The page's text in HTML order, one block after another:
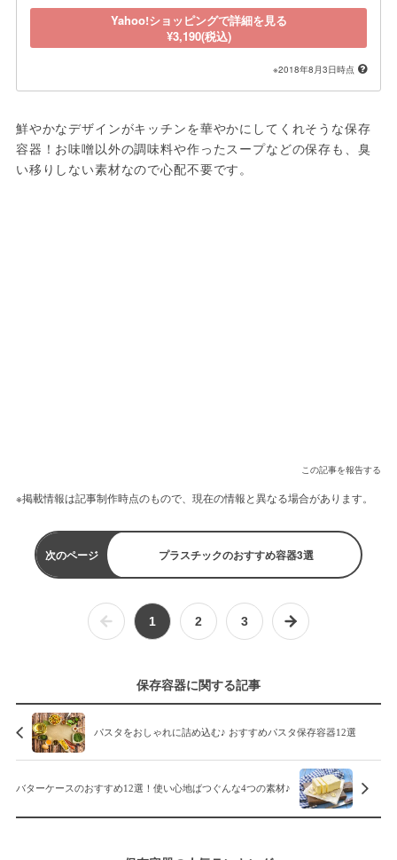
Yahoo!ショッピングで詳細を見る
¥3,190(税込)
※2018年8月3日時点
鮮やかなデザインがキッチンを華やかにしてくれそうな保存
容器！お味噌以外の調味料や作ったスープなどの保存も、臭
い移りしない素材なので心配不要です。
この記事を報告する
※掲載情報は記事制作時点のもので、現在の情報と異なる場合があります。
次のページ プラスチックのおすすめ容器3選
1 2 3
保存容器に関する記事
パスタをおしゃれに詰め込む♪ おすすめパスタ保存容器12選
バターケースのおすすめ12選！使い心地ばつぐんな4つの素材♪